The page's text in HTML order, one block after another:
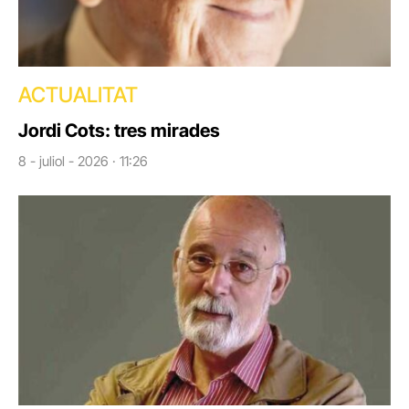
ACTUALITAT
Jordi Cots: tres mirades
8 - juliol - 2026 · 11:26